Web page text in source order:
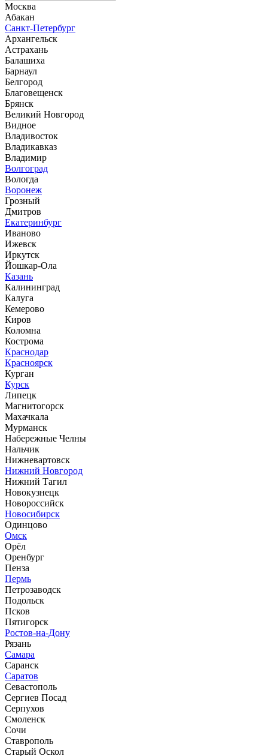
Москва
Абакан
Санкт-Петербург
Архангельск
Астрахань
Балашиха
Барнаул
Белгород
Благовещенск
Брянск
Великий Новгород
Видное
Владивосток
Владикавказ
Владимир
Волгоград
Вологда
Воронеж
Грозный
Дмитров
Екатеринбург
Иваново
Ижевск
Иркутск
Йошкар-Ола
Казань
Калининград
Калуга
Кемерово
Киров
Коломна
Кострома
Краснодар
Красноярск
Курган
Курск
Липецк
Магнитогорск
Махачкала
Мурманск
Набережные Челны
Нальчик
Нижневартовск
Нижний Новгород
Нижний Тагил
Новокузнецк
Новороссийск
Новосибирск
Одинцово
Омск
Орёл
Оренбург
Пенза
Пермь
Петрозаводск
Подольск
Псков
Пятигорск
Ростов-на-Дону
Рязань
Самара
Саранск
Саратов
Севастополь
Сергиев Посад
Серпухов
Смоленск
Сочи
Ставрополь
Старый Оскол